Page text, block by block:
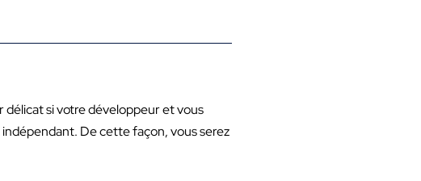
délicat si votre développeur et vous
De cette façon, vous serez